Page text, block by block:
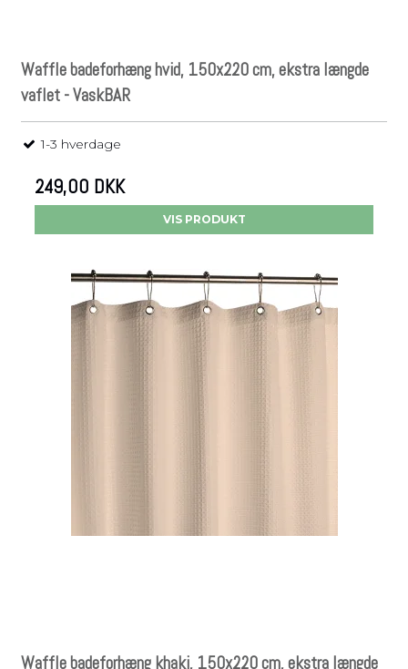
Waffle badeforhæng hvid, 150x220 cm, ekstra længde
vaflet - VaskBAR
1-3 hverdage
249,00 DKK
VIS PRODUKT
Waffle badeforhæng khaki, 150x220 cm, ekstra længde